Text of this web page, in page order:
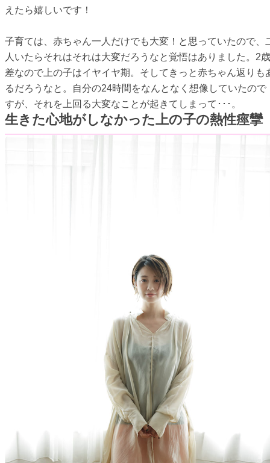
えたら嬉しいです！
子育ては、赤ちゃん一人だけでも大変！と思っていたので、
人いたらそれはそれは大変だろうなと覚悟はありました。2歳
差なので上の子はイヤイヤ期。そしてきっと赤ちゃん返りも
るだろうなと。自分の24時間をなんとなく想像していたので
すが、それを上回る大変なことが起きてしまって･･･。
生きた心地がしなかった上の子の熱性痙攣